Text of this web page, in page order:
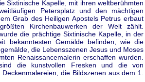
Sixtinische Kapelle, mit ihren weltberühmten
Petersplatz und den mächtigen
Grab des Heiligen Apostels Petrus erbaut
Kirchenbauwerken der Welt zählt.
die prächtige Sixtinische Kapelle, in der
bekanntesten Gemälde befinden, wie die
die Lebensszenen Jesus und Moses
Renaissancemalerin erschaffen wurden.
die kunstvollen Fresken und die von
die Bildszenen aus dem 1.